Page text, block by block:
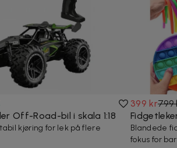
Off-Road-bil i skala 1:18
kjøring for lek på flere
399 kr799
Blandede
fokus for